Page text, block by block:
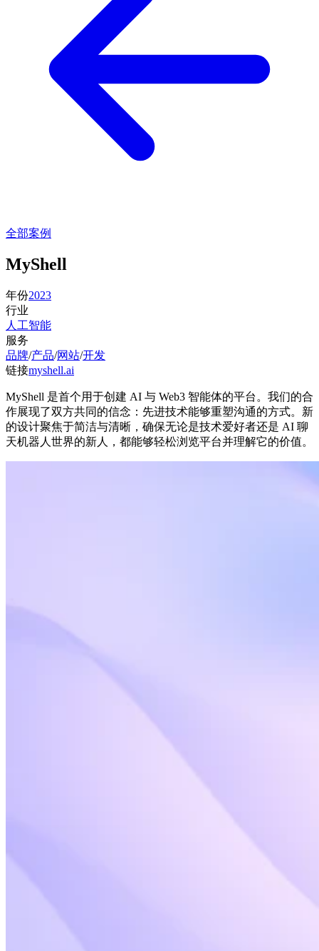
全部案例
MyShell
年份2023
行业
人工智能
服务
品牌/产品/网站/开发
链接myshell.ai
MyShell 是首个用于创建 AI 与 Web3 智能体的平台。我们的合
作展现了双方共同的信念：先进技术能够重塑沟通的方式。新
的设计聚焦于简洁与清晰，确保无论是技术爱好者还是 AI 聊
天机器人世界的新人，都能够轻松浏览平台并理解它的价值。